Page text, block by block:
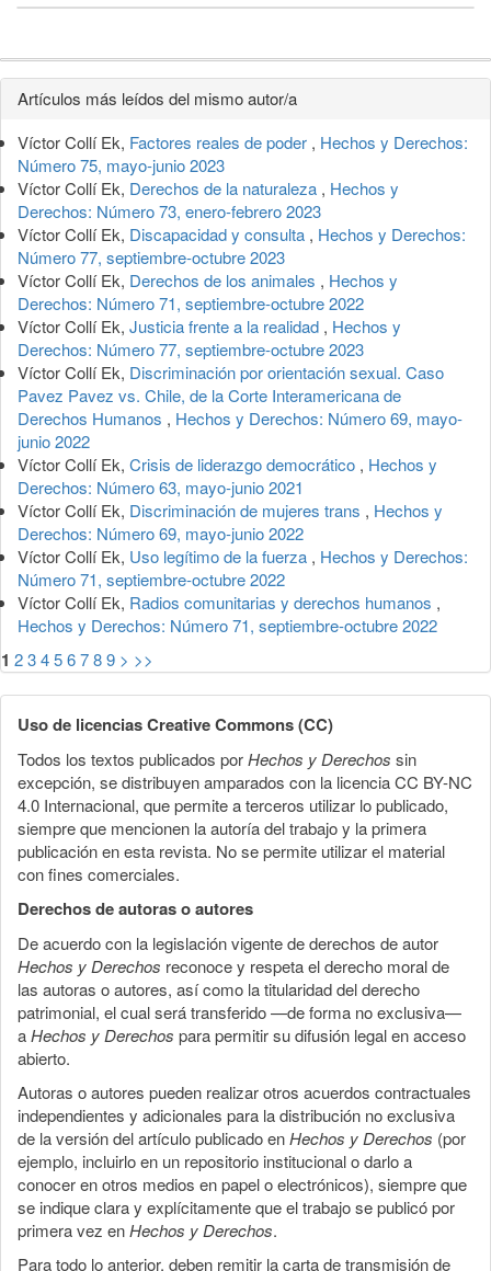
Detalles
del
artículo
Artículos más leídos del mismo autor/a
Víctor Collí Ek, Factores reales de poder , Hechos y Derechos:
Número 75, mayo-junio 2023
Víctor Collí Ek, Derechos de la naturaleza , Hechos y
Derechos: Número 73, enero-febrero 2023
Víctor Collí Ek, Discapacidad y consulta , Hechos y Derechos:
Número 77, septiembre-octubre 2023
Víctor Collí Ek, Derechos de los animales , Hechos y
Derechos: Número 71, septiembre-octubre 2022
Víctor Collí Ek, Justicia frente a la realidad , Hechos y
Derechos: Número 77, septiembre-octubre 2023
Víctor Collí Ek, Discriminación por orientación sexual. Caso
Pavez Pavez vs. Chile, de la Corte Interamericana de
Derechos Humanos , Hechos y Derechos: Número 69, mayo-
junio 2022
Víctor Collí Ek, Crisis de liderazgo democrático , Hechos y
Derechos: Número 63, mayo-junio 2021
Víctor Collí Ek, Discriminación de mujeres trans , Hechos y
Derechos: Número 69, mayo-junio 2022
Víctor Collí Ek, Uso legítimo de la fuerza , Hechos y Derechos:
Número 71, septiembre-octubre 2022
Víctor Collí Ek, Radios comunitarias y derechos humanos ,
Hechos y Derechos: Número 71, septiembre-octubre 2022
1 23456789 > >>
Uso de licencias Creative Commons (CC)
Todos los textos publicados porHechos y Derechos sin
excepción, se distribuyen amparados con la licencia CC BY-NC
4.0 Internacional, que permite a terceros utilizar lo publicado,
siempre que mencionen la autoría del trabajo y la primera
publicación en esta revista. No se permite utilizar el material
con fines comerciales.
Derechos de autoras o autores
De acuerdo con la legislación vigente de derechos de autor
Hechos y Derechos reconoce y respeta el derecho moral de
las autoras o autores, así como la titularidad del derecho
patrimonial, el cual será transferido —de forma no exclusiva—
aHechos y Derechos para permitir su difusión legal en acceso
abierto.
Autoras o autores pueden realizar otros acuerdos contractuales
independientes y adicionales para la distribución no exclusiva
de la versión del artículo publicado enHechos y Derechos (por
ejemplo, incluirlo en un repositorio institucional o darlo a
conocer en otros medios en papel o electrónicos), siempre que
se indique clara y explícitamente que el trabajo se publicó por
primera vez enHechos y Derechos.
Para todo lo anterior, deben remitir la carta de transmisión de